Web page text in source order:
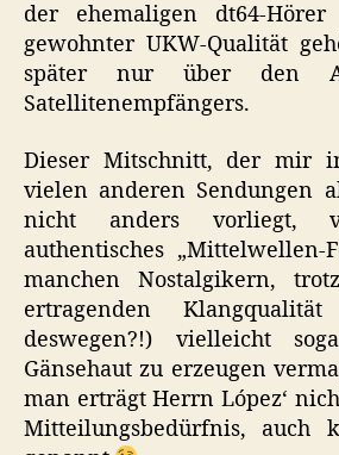
der ehemaligen dt64-
gewohnter UKW-Qualität
später nur über den
Satellitenempfängers.
Dieser Mitschnitt, der mir
vielen anderen Sendungen
nicht anders vorliegt,
authentisches „Mittelwellen-
manchen Nostalgikern,
ertragenden
deswegen?!) vielleicht
Gänsehaut zu erzeugen
man erträgt Herrn López‘
Mitteilungsbedürfnis, auch